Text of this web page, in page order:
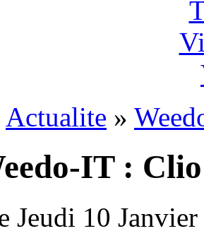
Actualite »
IT :
Jeudi 10